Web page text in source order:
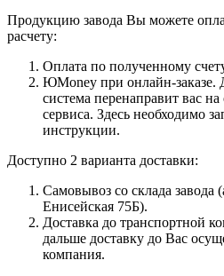
Продукцию завода Вы можете
расчету:
Оплата по полученному
ЮMoney при онлайн-заказе.
система перенаправит вас
сервиса. Здесь необходимо
инструкции.
Доступно 2 варианта доставки:
Самовывоз со склада завода
Енисейская 75Б).
Доставка до транспортной
дальше доставку до Вас
компания.